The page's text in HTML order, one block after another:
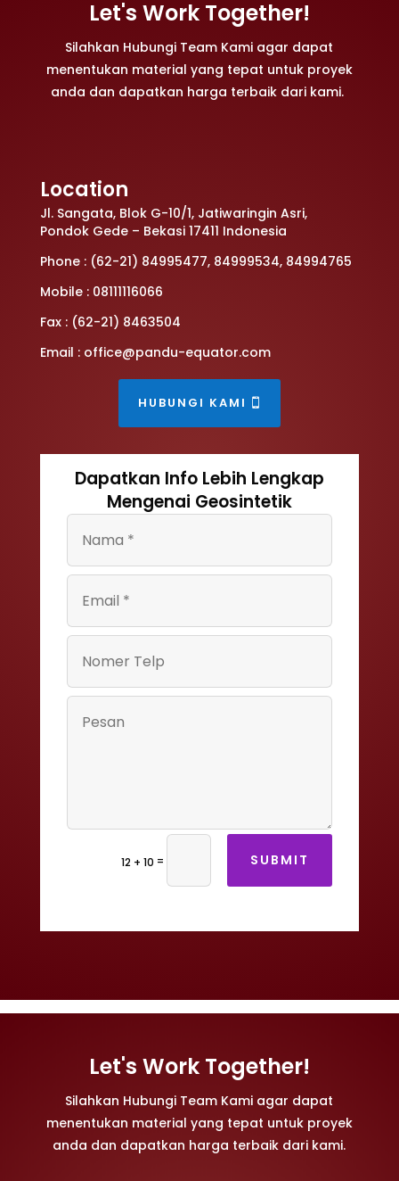
Let's Work Together!
Silahkan Hubungi Team Kami agar dapat
menentukan material yang tepat untuk proyek
anda dan dapatkan harga terbaik dari kami.
Location
Jl. Sangata, Blok G-10/1, Jatiwaringin Asri,
Pondok Gede – Bekasi 17411 Indonesia
Phone : (62-21) 84995477, 84999534, 84994765
Mobile : 08111116066
Fax : (62-21) 8463504
Email : office@pandu-equator.com
HUBUNGI KAMI
Dapatkan Info Lebih Lengkap
Mengenai Geosintetik
12 + 10 = SUBMIT
Let's Work Together!
Silahkan Hubungi Team Kami agar dapat
menentukan material yang tepat untuk proyek
anda dan dapatkan harga terbaik dari kami.